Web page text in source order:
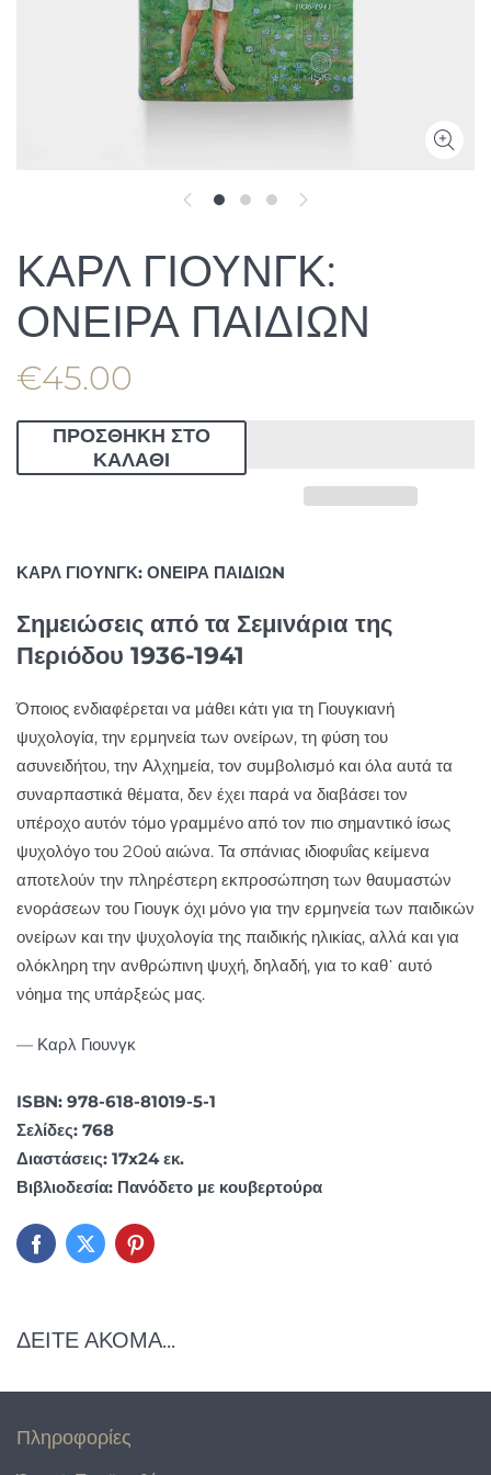
ΚΑΡΛ ΓΙΟΥΝΓΚ:
ΟΝΕΙΡΑ ΠΑΙΔΙΩΝ
€45.00
ΠΡΟΣΘΗΚΗ ΣΤΟ
ΚΑΛΑΘΙ
ΚΑΡΛ ΓΙΟΥΝΓΚ: ΟΝΕΙΡΑ ΠΑΙΔΙΩN
Σημειώσεις από τα Σεμινάρια της
Περιόδου 1936-1941
Όποιος ενδιαφέρεται να μάθει κάτι για τη Γιουγκιανή
ψυχολογία, την ερμηνεία των ονείρων, τη φύση του
ασυνειδήτου, την Αλχημεία, τον συμβολισμό και όλα αυτά τα
συναρπαστικά θέματα, δεν έχει παρά να διαβάσει τον
υπέροχο αυτόν τόμο γραμμένο από τον πιο σημαντικό ίσως
ψυχολόγο του 20ού αιώνα. Τα σπάνιας ιδιοφυΐας κείμενα
αποτελούν την πληρέστερη εκπροσώπηση των θαυμαστών
ενοράσεων του Γιουγκ όχι μόνο για την ερμηνεία των παιδικών
ονείρων και την ψυχολογία της παιδικής ηλικίας, αλλά και για
ολόκληρη την ανθρώπινη ψυχή, δηλαδή, για το καθ᾽ αυτό
νόημα της υπάρξεώς μας.
— Καρλ Γιουνγκ
ISBN: 978-618-81019-5-1
Σελίδες: 768
Διαστάσεις: 17x24 εκ.
Βιβλιοδεσία: Πανόδετο με κουβερτούρα
ΔΕΙΤΕ ΑΚΟΜΑ...
Πληροφορίες